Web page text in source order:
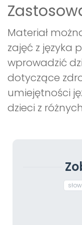
Materiał
zajęć z języka
wprowadzić
dotyczące
umiejętności
dzieci z